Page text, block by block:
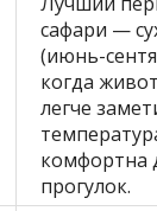
сафари —
(июнь-
когда
легче
комфортна
прогулок.